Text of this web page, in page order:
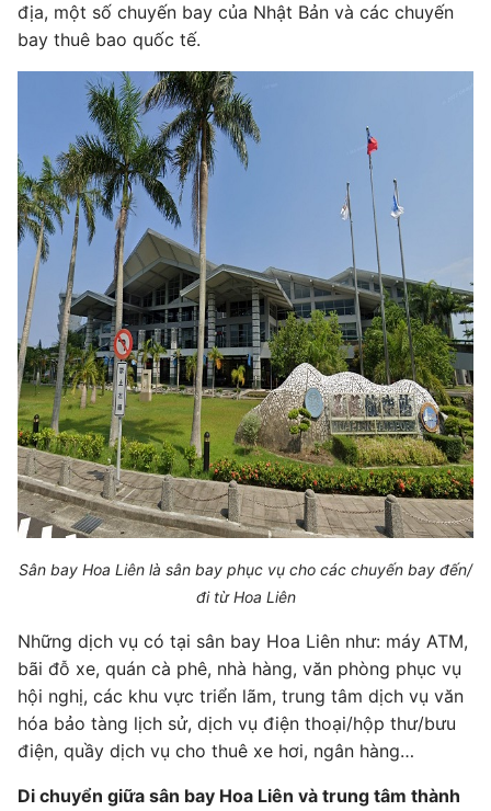
địa, một số chuyến bay của Nhật Bản và các chuyến
bay thuê bao quốc tế.
Sân bay Hoa Liên là sân bay phục vụ cho các chuyến bay đến/
đi từ Hoa Liên
Những dịch vụ có tại sân bay Hoa Liên như: máy ATM,
bãi đỗ xe, quán cà phê, nhà hàng, văn phòng phục vụ
hội nghị, các khu vực triển lãm, trung tâm dịch vụ văn
hóa bảo tàng lịch sử, dịch vụ điện thoại/hộp thư/bưu
điện, quầy dịch vụ cho thuê xe hơi, ngân hàng…
Di chuyển giữa sân bay Hoa Liên và trung tâm thành